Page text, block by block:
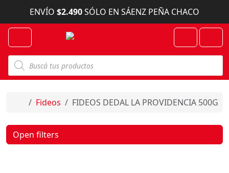
Skip to content
ENVÍO $2.490SÓLO EN SÁENZ PEÑA CHACO
B
s
q
d
Account
Cart
Home
Fideos FIDEOS DEDAL LA PROVIDENCIA 500G
Open filters